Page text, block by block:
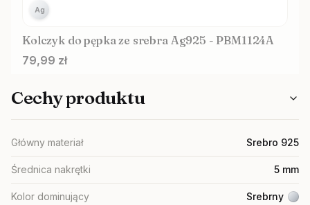
Ag
Kolczyk do pępka ze srebra Ag925 - PBM1124A
Cena
79,99 zł
Cechy produktu
Główny materiał Srebro 925
Średnica nakrętki 5 mm
Kolor dominujący Srebrny